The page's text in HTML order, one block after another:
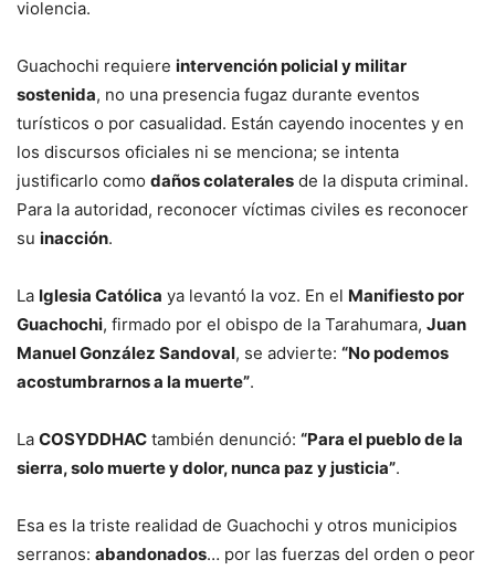
violencia.
Guachochi requiere intervención policial y militar
sostenida, no una presencia fugaz durante eventos
turísticos o por casualidad. Están cayendo inocentes y en
los discursos oficiales ni se menciona; se intenta
justificarlo como daños colaterales de la disputa criminal.
Para la autoridad, reconocer víctimas civiles es reconocer
su inacción.
La Iglesia Católica ya levantó la voz. En el Manifiesto por
Guachochi, firmado por el obispo de la Tarahumara, Juan
Manuel González Sandoval, se advierte: “No podemos
acostumbrarnos a la muerte”.
La COSYDDHAC también denunció: “Para el pueblo de la
sierra, solo muerte y dolor, nunca paz y justicia”.
Esa es la triste realidad de Guachochi y otros municipios
serranos: abandonados… por las fuerzas del orden o peor